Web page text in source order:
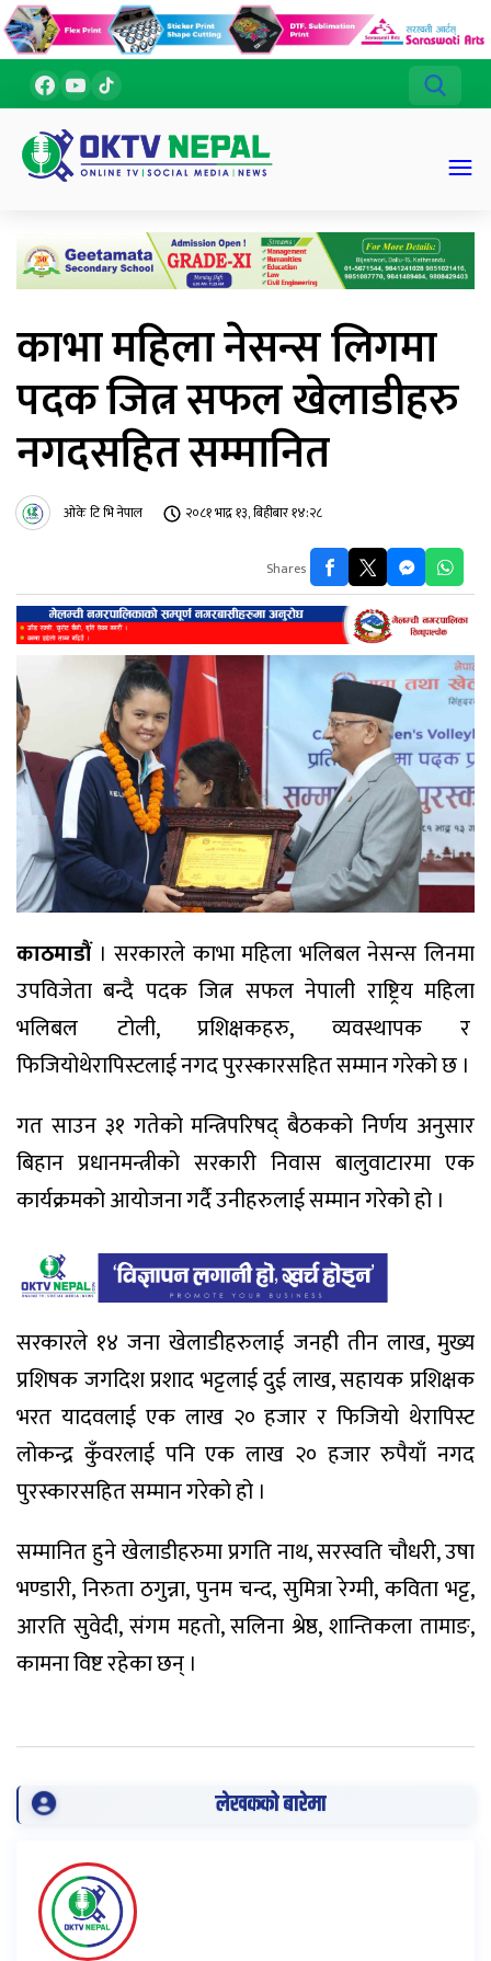
काभा महिला नेसन्स लिगमा
पदक जित्न सफल खेलाडीहरु
नगदसहित सम्मानित
ओके टि भि नेपाल २०८१ भाद्र १३, बिहीबार १४:२८
Shares
काठमाडौं। सरकारले काभा महिला भलिबल नेसन्स लिनमा
उपविजेता बन्दै पदक जित्न सफल नेपाली राष्ट्रिय महिला
भलिबल टोली, प्रशिक्षकहरु, व्यवस्थापक र
फिजियोथेरापिस्टलाई नगद पुरस्कारसहित सम्मान गरेको छ ।
गत साउन ३१ गतेको मन्त्रिपरिषद् बैठकको निर्णय अनुसार
बिहान प्रधानमन्त्रीको सरकारी निवास बालुवाटारमा एक
कार्यक्रमको आयोजना गर्दै उनीहरुलाई सम्मान गरेको हो ।
सरकारले १४ जना खेलाडीहरुलाई जनही तीन लाख, मुख्य
प्रशिषक जगदिश प्रशाद भट्टलाई दुई लाख, सहायक प्रशिक्षक
भरत यादवलाई एक लाख २० हजार र फिजियो थेरापिस्ट
लोकन्द्र कुँवरलाई पनि एक लाख २० हजार रुपैयाँ नगद
पुरस्कारसहित सम्मान गरेको हो ।
सम्मानित हुने खेलाडीहरुमा प्रगति नाथ, सरस्वति चौधरी, उषा
भण्डारी, निरुता ठगुन्ना, पुनम चन्द, सुमित्रा रेग्मी, कविता भट्ट,
आरति सुवेदी, संगम महतो, सलिना श्रेष्ठ, शान्तिकला तामाङ,
कामना विष्ट रहेका छन् ।
लेखकको बारेमा